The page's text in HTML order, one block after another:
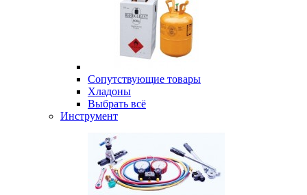
Сопутствующие товары
Хладоны
Выбрать всё
Инструмент